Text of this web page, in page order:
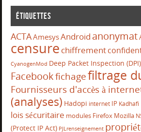
Étiquettes
ACTAAmesysAndroid anonymat
censure chiffrement
CyanogenMod Deep Packet Inspection (DPI)
Facebookfichagefiltrage
Fournisseurs d'accès à
(analyses) Hadopi internet IP Kadhafi
lois sécuritaire modules Firefox Mozilla
(Protect IP Act) PJLrenseignement